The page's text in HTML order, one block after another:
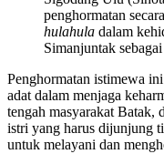
penghormatan
hulahula dalam
Simanjuntak sebagai
Penghormatan istimewa
adat dalam menjaga
tengah masyarakat Batak,
istri yang harus dijunjung
untuk melayani dan